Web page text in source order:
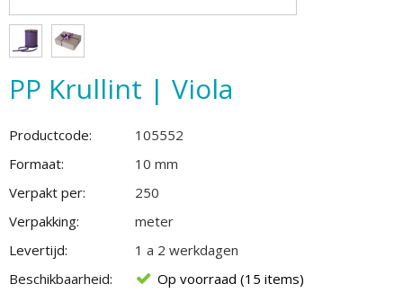
PP Krullint | Viola
Productcode:
105552
Formaat:
10 mm
Verpakt per:
250
Verpakking:
meter
Levertijd:
1 a 2 werkdagen
Beschikbaarheid:
Op voorraad (15 items)